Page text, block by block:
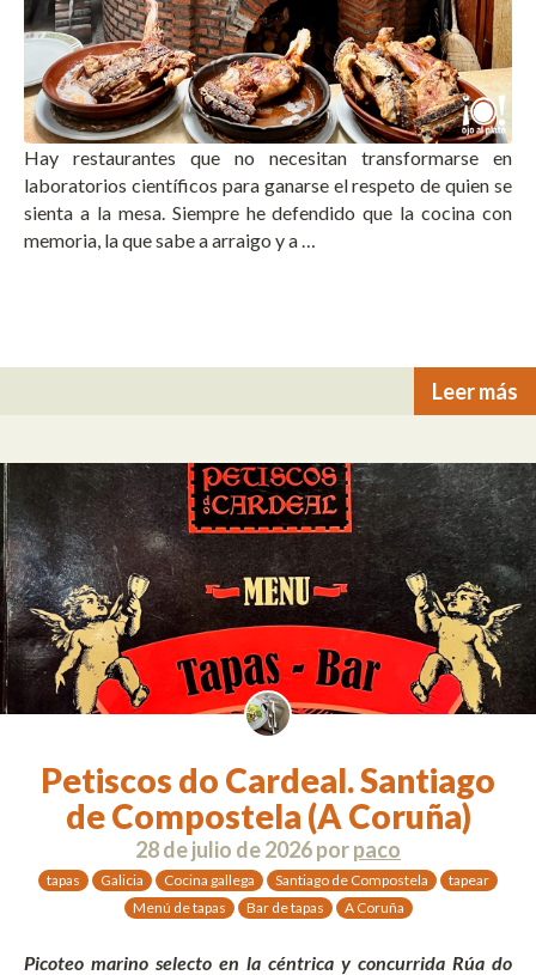
Hay restaurantes que no necesitan transformarse en
laboratorios científicos para ganarse el respeto de quien se
sienta a la mesa. Siempre he defendido que la cocina con
memoria, la que sabe a arraigo y a …
Leer más
Petiscos do Cardeal. Santiago
de Compostela (A Coruña)
28 de julio de 2026porpaco
tapas Galicia Cocina gallega Santiago de Compostela
tapear
Menú de tapas
Bar de tapas A Coruña
Picoteo marino selecto en la céntrica y concurrida Rúa do